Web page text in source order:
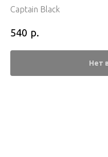
Captain Black
540 р.
Нет